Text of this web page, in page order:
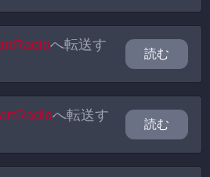
へ転送す
読む
へ転送す
読む